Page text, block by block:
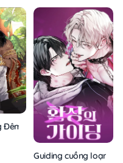
Đêm Trắng
Guiding cuồng loạn